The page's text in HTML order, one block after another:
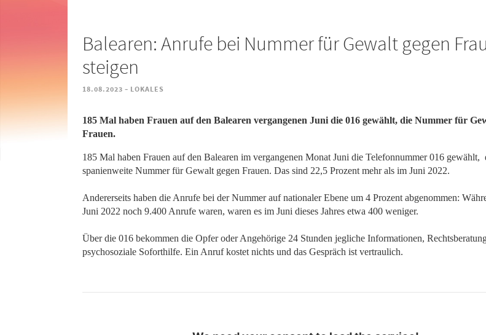
Balearen: Anrufe bei Nummer für Gewalt gegen
steigen
18.08.2023 - LOKALES
185 Mal haben Frauen auf den Balearen vergangenen Juni die 016 gewählt, die Nummer für
Frauen.
185 Mal haben Frauen auf den Balearen im vergangenen Monat Juni die Telefonnummer 016 gewählt,
spanienweite Nummer für Gewalt gegen Frauen. Das sind 22,5 Prozent mehr als im Juni 2022.
Andererseits haben die Anrufe bei der Nummer auf nationaler Ebene um 4 Prozent abgenommen:
Juni 2022 noch 9.400 Anrufe waren, waren es im Juni dieses Jahres etwa 400 weniger.
Über die 016 bekommen die Opfer oder Angehörige 24 Stunden jegliche Informationen,
psychosoziale Soforthilfe. Ein Anruf kostet nichts und das Gespräch ist vertraulich.